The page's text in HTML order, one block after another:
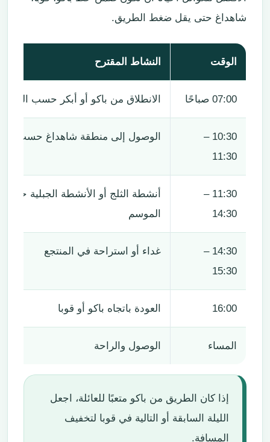
شاهداغ حتى يقل ضغط الطريق.
الوقت النشاط المقترح
07:00 صباحًا الانطلاق من باكو أو أبكر حسب الفندق
10:30 –
11:30
الوصول إلى منطقة شاهداغ حسب
11:30 –
14:30
أنشطة الثلج أو الأنشطة الجبلية حسب
الموسم
14:30 –
15:30
غداء أو استراحة في المنتجع
16:00 العودة باتجاه باكو أو قوبا
المساء الوصول والراحة
إذا كان الطريق من باكو متعبًا للعائلة، اجعل
الليلة السابقة أو التالية في قوبا لتخفيف
المسافة.